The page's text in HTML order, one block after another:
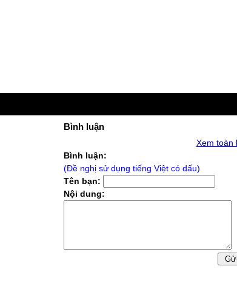
Bình luận
Xem toàn
Bình luận:
(Đề nghị sử dụng tiếng Việt có dấu)
Tên bạn:
Nội dung: